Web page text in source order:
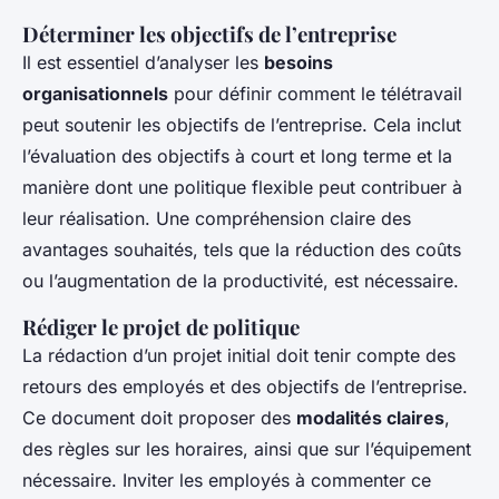
Déterminer les objectifs de l’entreprise
Il est essentiel d’analyser les besoins
organisationnels pour définir comment le télétravail
peut soutenir les objectifs de l’entreprise. Cela inclut
l’évaluation des objectifs à court et long terme et la
manière dont une politique flexible peut contribuer à
leur réalisation. Une compréhension claire des
avantages souhaités, tels que la réduction des coûts
ou l’augmentation de la productivité, est nécessaire.
Rédiger le projet de politique
La rédaction d’un projet initial doit tenir compte des
retours des employés et des objectifs de l’entreprise.
Ce document doit proposer des modalités claires,
des règles sur les horaires, ainsi que sur l’équipement
nécessaire. Inviter les employés à commenter ce